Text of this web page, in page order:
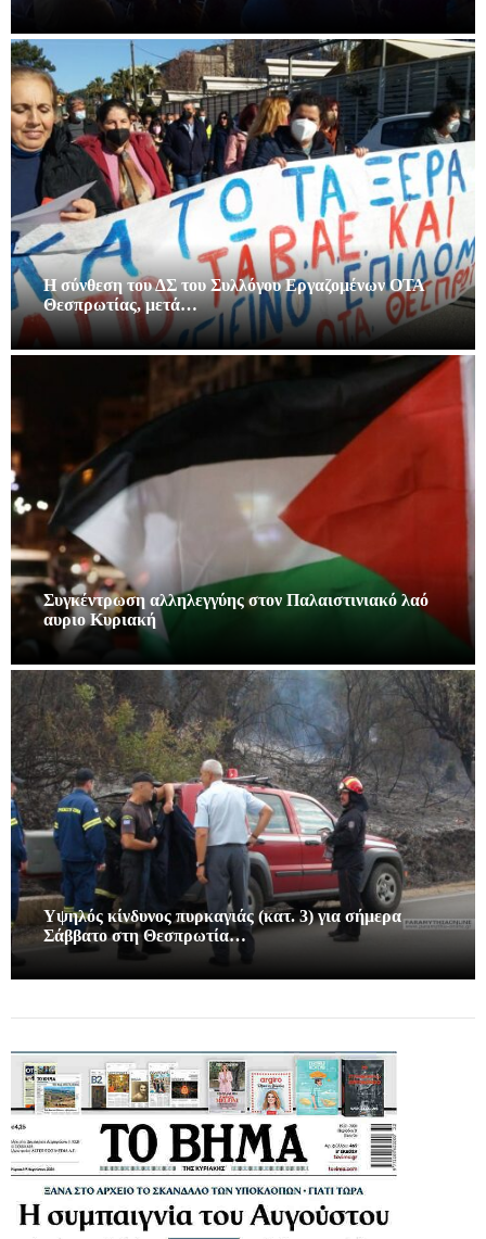
Η σύνθεση του ΔΣ του Συλλόγου Εργαζομένων ΟΤΑ
Θεσπρωτίας, μετά…
Συγκέντρωση αλληλεγγύης στον Παλαιστινιακό λαό
αυριο Κυριακή
Υψηλός κίνδυνος πυρκαγιάς (κατ. 3) για σήμερα
Σάββατο στη Θεσπρωτία…